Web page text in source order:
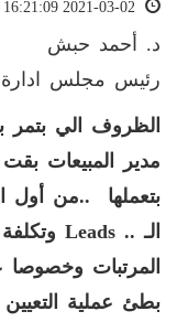
د. أحمد حبش
رئيس مجلس ادارة
الظروف الي
مدير المبيعات
بتعملها
..من أول
الـLeads ..
المرتبات
بطئ عملية